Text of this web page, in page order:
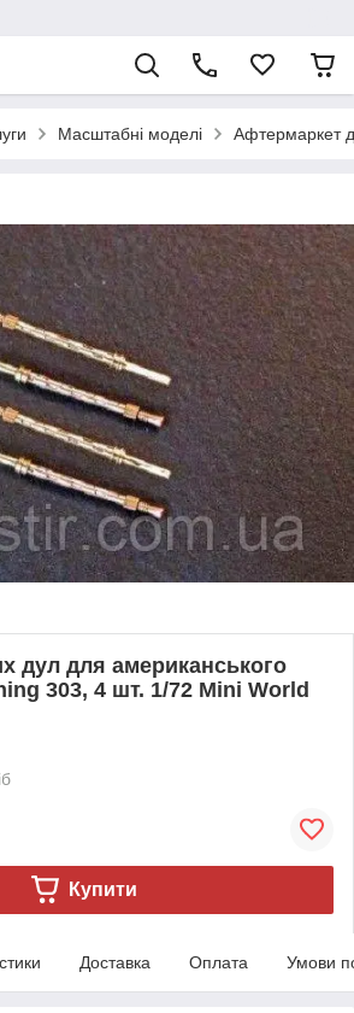
Масштабні моделі Афтермаркет
дул для американського
303, 4 шт. 1/72 Mini World
Купити
Доставка Оплата Умови